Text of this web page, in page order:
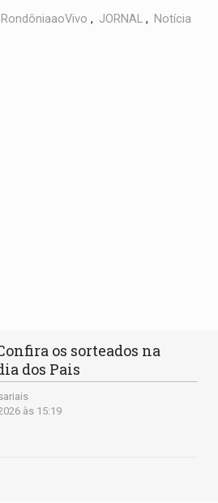
RondôniaaoVivo , JORNAL , Notícia
os sorteados na
dos Pais
às 15:19